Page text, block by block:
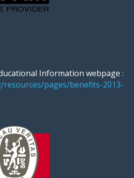
Information webpage :
resources/pages/benefits-2013-